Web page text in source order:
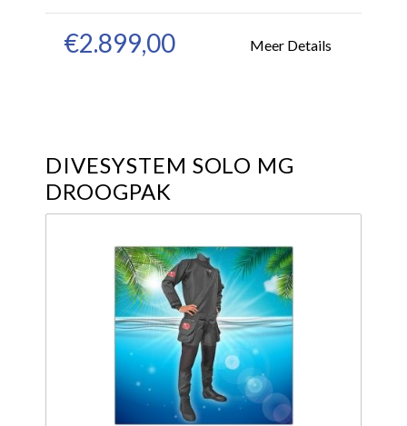
€2.899,00 Meer Details
DIVESYSTEM SOLO MG
DROOGPAK